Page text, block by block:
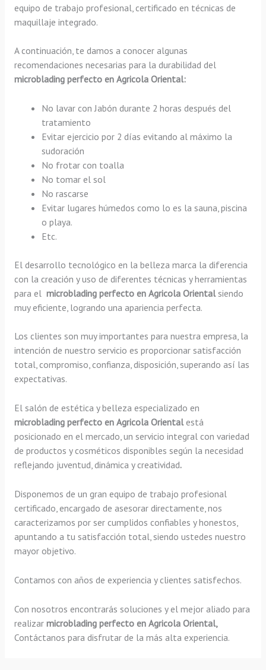
equipo de trabajo profesional, certificado en técnicas de
maquillaje integrado.
A continuación, te damos a conocer algunas
recomendaciones necesarias para la durabilidad del
microblading perfecto en Agricola Oriental:
No lavar con Jabón durante 2 horas después del
tratamiento
Evitar ejercicio por 2 días evitando al máximo la
sudoración
No frotar con toalla
No tomar el sol
No rascarse
Evitar lugares húmedos como lo es la sauna, piscina
o playa.
Etc.
El desarrollo tecnológico en la belleza marca la diferencia
con la creación y uso de diferentes técnicas y herramientas
para el microblading perfecto en Agricola Orientalsiendo
muy eficiente, logrando una apariencia perfecta.
Los clientes son muy importantes para nuestra empresa, la
intención de nuestro servicio es proporcionar satisfacción
total, compromiso, confianza, disposición, superando así las
expectativas.
El salón de estética y belleza especializado en
microblading perfecto en Agricola Orientalestá
posicionado en el mercado, un servicio integral con variedad
de productos y cosméticos disponibles según la necesidad
reflejando juventud, dinámica y creatividad.
Disponemos de un gran equipo de trabajo profesional
certificado, encargado de asesorar directamente, nos
caracterizamos por ser cumplidos confiables y honestos,
apuntando a tu satisfacción total, siendo ustedes nuestro
mayor objetivo.
Contamos con años de experiencia y clientes satisfechos.
Con nosotros encontrarás soluciones y el mejor aliado para
realizar microblading perfecto en Agricola Oriental,
Contáctanos para disfrutar de la más alta experiencia.